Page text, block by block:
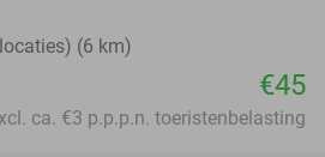
(6 km)
€45
ca. €3 p.p.p.n. toeristenbelasting